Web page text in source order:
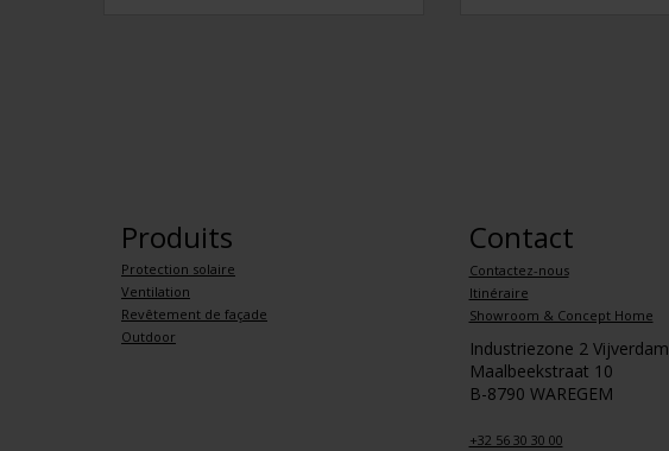
Produits
Protection solaire
Ventilation
Revêtement de façade
Outdoor
Contact
Contactez-nous
Itinéraire
Showroom & Concept Home
Industriezone 2 Vijverdam
Maalbeekstraat 10
B-8790 WAREGEM
+32 56 30 30 00